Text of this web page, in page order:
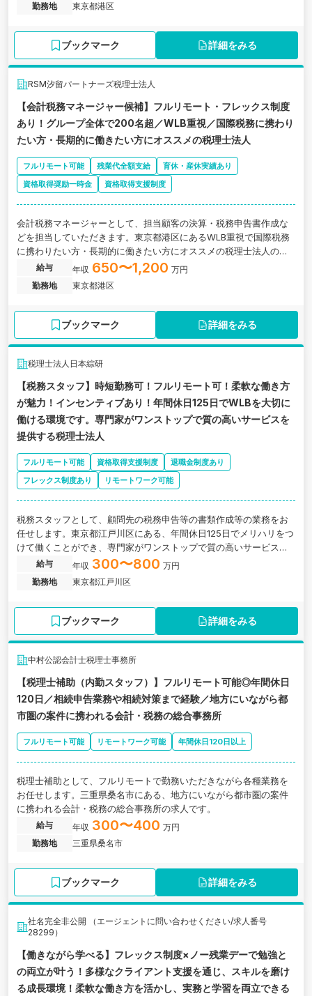
務分野で専門性を高めたい方に最適な環境です。
勤務地 東京都港区
ブックマーク 詳細をみる
RSM汐留パートナーズ税理士法人
【会計税務マネージャー候補】フルリモート・フレックス制度
あり！グループ全体で200名超／WLB重視／国際税務に携わり
たい方・長期的に働きたい方にオススメの税理士法人
フルリモート可能 残業代全額支給
育休・産休実績あり
資格取得奨励一時金
資格取得支援制度
会計税務マネージャーとして、担当顧客の決算・税務申告書作成な
どを担当していただきます。東京都港区にあるWLB重視で国際税務
に携わりたい方・長期的に働きたい方にオススメの税理士法人の求
人です。
給与 年収 650〜1,200 万円
勤務地
東京都港区
ブックマーク 詳細をみる
税理士法人日本綜研
【税務スタッフ】時短勤務可！フルリモート可！柔軟な働き方
が魅力！インセンティブあり！年間休日125日でWLBを大切に
働ける環境です。専門家がワンストップで質の高いサービスを
提供する税理士法人
フルリモート可能 資格取得支援制度
退職金制度あり
フレックス制度あり
リモートワーク可能
税務スタッフとして、顧問先の税務申告等の書類作成等の業務をお
任せします。東京都江戸川区にある、年間休日125日でメリハリをつ
けて働くことができ、専門家がワンストップで質の高いサービスを
提供する税理士法人の求人です。
給与 年収 300〜800 万円
勤務地
東京都江戸川区
ブックマーク 詳細をみる
中村公認会計士税理士事務所
【税理士補助（内勤スタッフ）】フルリモート可能◎年間休日
120日／相続申告業務や相続対策まで経験／地方にいながら都
市圏の案件に携われる会計・税務の総合事務所
フルリモート可能 リモートワーク可能 年間休日120日以上
税理士補助として、フルリモートで勤務いただきながら各種業務を
お任せします。三重県桑名市にある、地方にいながら都市圏の案件
に携われる会計・税務の総合事務所の求人です。
給与 年収 300〜400 万円
勤務地
三重県桑名市
ブックマーク 詳細をみる
社名完全非公開 （エージェントに問い合わせください/求人番号
28299）
【働きながら学べる】フレックス制度×ノー残業デーで勉強と
の両立が叶う！多様なクライアント支援を通じ、スキルを磨け
る成長環境！柔軟な働き方を活かし、実務と学習を両立できる